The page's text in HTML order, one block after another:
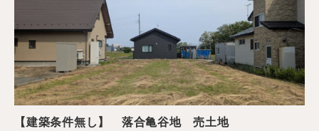
【建築条件無し】 落合亀谷地 売土地